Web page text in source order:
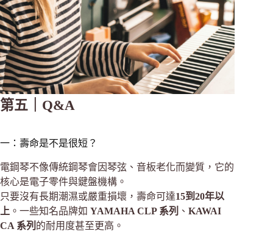
第五｜Q&A
一：壽命是不是很短？
電鋼琴不像傳統鋼琴會因琴弦、音板老化而變質，它的
核心是電子零件與鍵盤機構。
只要沒有長期潮濕或嚴重損壞，壽命可達15到20年以
上 。一些知名品牌如 YAMAHA CLP 系列 、 KAWAI
CA 系列 的耐用度甚至更高。